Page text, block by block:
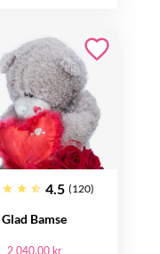
4.5 (120)
Glad Bamse
2 040.00 kr